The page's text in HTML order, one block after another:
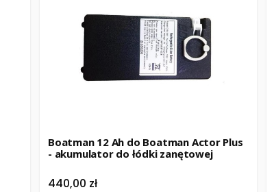
Boatman 12 Ah do Boatman Actor Plus
- akumulator do łódki zanętowej
Cena
440,00 zł